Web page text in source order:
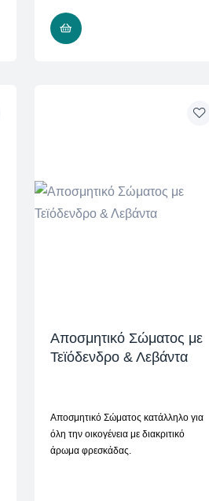
Αποσμητικό Σώματος με
Τεϊόδενδρο & Λεβάντα
Αποσμητικό Σώματος κατάλληλο για
όλη την οικογένεια με διακριτικό
άρωμα φρεσκάδας.